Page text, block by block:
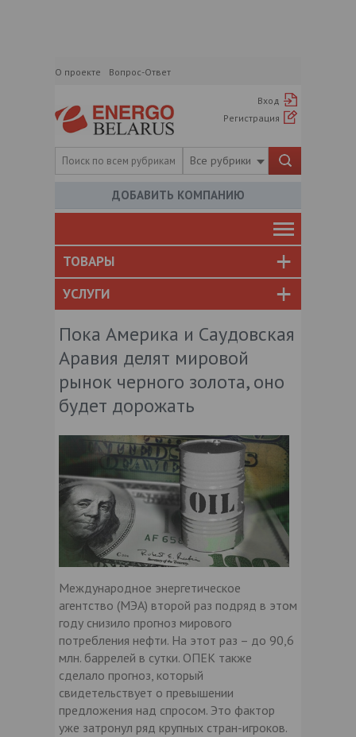
О проекте Вопрос-Ответ
Вход
Регистрация
Все рубрики
ДОБАВИТЬ КОМПАНИЮ
ТОВАРЫ
УСЛУГИ
Пока Америка и Саудовская
Аравия делят мировой
рынок черного золота, оно
будет дорожать
Международное энергетическое
агентство (МЭА) второй раз подряд в этом
году снизило прогноз мирового
потребления нефти. На этот раз – до 90,6
млн. баррелей в сутки. ОПЕК также
сделало прогноз, который
свидетельствует о превышении
предложения над спросом. Это фактор
уже затронул ряд крупных стран-игроков.